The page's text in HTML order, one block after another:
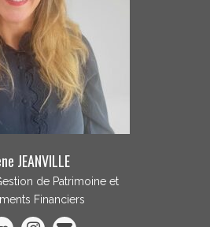
JEANVILLE
de Patrimoine et
Financiers